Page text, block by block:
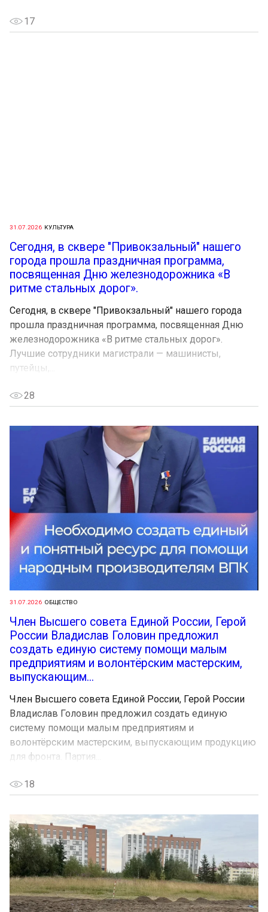
17
31.07.2026 КУЛЬТУРА
Сегодня, в сквере "Привокзальный" нашего
города прошла праздничная программа,
посвященная Дню железнодорожника «В
ритме стальных дорог».
Сегодня, в сквере "Привокзальный" нашего города
прошла праздничная программа, посвященная Дню
железнодорожника «В ритме стальных дорог».
Лучшие сотрудники магистрали — машинисты,
путейцы,...
28
31.07.2026 ОБЩЕСТВО
Член Высшего совета Единой России, Герой
России Владислав Головин предложил
создать единую систему помощи малым
предприятиям и волонтёрским мастерским,
выпускающим...
Член Высшего совета Единой России, Герой России
Владислав Головин предложил создать единую
систему помощи малым предприятиям и
волонтёрским мастерским, выпускающим продукцию
для фронта. Партия...
18